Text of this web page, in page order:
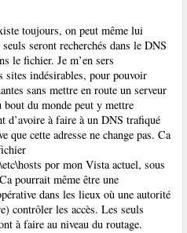
toujours, on peut même lui
seront recherchés dans le DNS
le fichier. Je m’en sers
sites indésirables, pour pouvoir
sans mettre en route un serveur
du monde peut y mettre
d’avoire à faire à un DNS trafiqué
que cette adresse ne change pas. Ca
por mon Vista actuel, sous
pourrait même être une
dans les lieux où une autorité
contrôler les accès. Les seuls
à faire au niveau du routage.